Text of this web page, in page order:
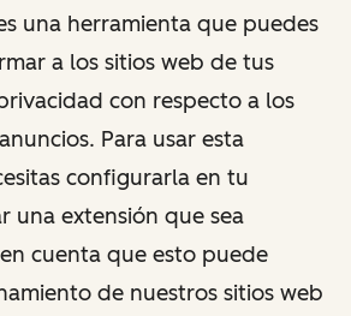
una herramienta que puedes
a los sitios web de tus
con respecto a los
Para usar esta
configurarla en tu
una extensión que sea
cuenta que esto puede
de nuestros sitios web